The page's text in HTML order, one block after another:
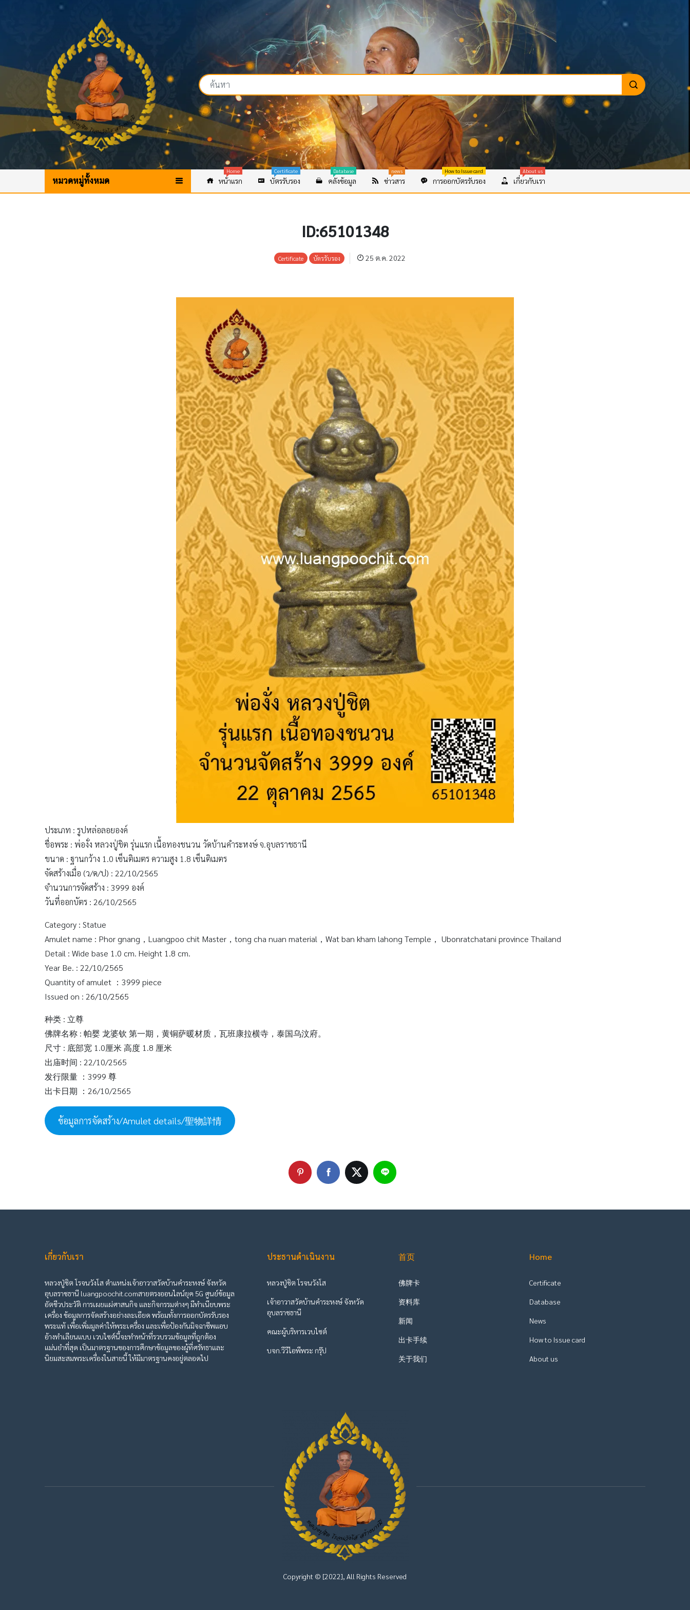
หมวดหมู่ทั้งหมด หน้าแรก
Home
บัตรรับรอง
Certificate
คลังข้อมูล
Database
ข่าวสาร
news
การออกบัตรรับรอง
How to Issue card
เกี่ยวกับเรา
About us
ID:65101348
Certificate บัตรรับรอง 25 ต.ค. 2022
ประเภท : รูปหล่อลอยองค์
ชื่อพระ : พ่องั่ง หลวงปู่ชิต รุ่นแรก เนื้อทองชนวน วัดบ้านคำระหงษ์ จ.อุบลราชธานี
ขนาด : ฐานกว้าง 1.0 เซ็นติเมตร ความสูง 1.8 เซ็นติเมตร
จัดสร้างเมื่อ (ว/ด/ป) : 22/10/2565
จำนวนการจัดสร้าง : 3999 องค์
วันที่ออกบัตร : 26/10/2565
Category : Statue
Amulet name : Phor gnang，Luangpoo chit Master，tong cha nuan material，Wat ban kham lahong Temple， Ubonratchatani province Thailand
Detail : Wide base 1.0 cm. Height 1.8 cm.
Year Be. : 22/10/2565
Quantity of amulet ：3999 piece
Issued on : 26/10/2565
种类 : 立尊
佛牌名称 : 帕婴 龙婆钦 第一期，黄铜萨暖材质，瓦班康拉横寺，泰国乌汶府。
尺寸 : 底部宽 1.0厘米 高度 1.8 厘米
出庙时间 : 22/10/2565
发行限量 ：3999 尊
出卡日期 ：26/10/2565
ข้อมูลการจัดสร้าง/Amulet details/聖物詳情
เกี่ยวกับเรา
หลวงปู่ชิต โรจนวังโส ตำแหน่งเจ้าอาวาสวัดบ้านคำระหงษ์ จังหวัด
อุบลราชธานี luangpoochit.comสายตรงออนไลน์ยุค 5G ศูนย์ข้อมูล
อัตชีวประวัติ การเผยแผ่ศาสนกิจ และกิจกรรมต่างๆ มีทำเนียบพระ
เครื่อง ข้อมูลการจัดสร้างอย่างละเอียด พร้อมทั้งการออกบัตรรับรอง
พระแท้ เพื่อเพิ่มมูลค่าให้พระเครื่อง และเพื่อป้องกันมิจฉาชีพแอบ
อ้างทำเลียนแบบ เวบไซต์นี้จะทำหน้าที่รวบรวมข้อมูลที่ถูกต้อง
แม่นยำที่สุด เป็นมาตรฐานของการศึกษาข้อมูลของผู้ที่ศรัทธาและ
นิยมสะสมพระเครื่องในสายนี้ ให้มีมาตรฐานคงอยู่ตลอดไป
ประธานดำเนินงาน
หลวงปู่ชิต โรจนวังโส
เจ้าอาวาสวัดบ้านคำระหงษ์ จังหวัด
อุบลราชธานี
คณะผู้บริหารเวบไซต์
บจก.วีวีไอพีพระ กรุ๊ป
首页
佛牌卡
资料库
新闻
出卡手续
关于我们
Home
Certificate
Database
News
How to Issue card
About us
Copyright © [2022], All Rights Reserved